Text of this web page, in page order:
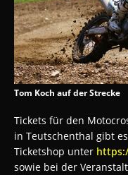
Tom Koch auf der Strecke
Tickets für den
in Teutschenthal gibt
Ticketshop unter
sowie bei der